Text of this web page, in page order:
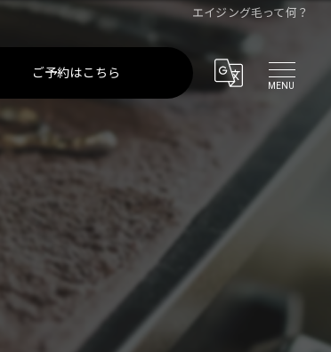
エイジング毛って何？
ご予約はこちら